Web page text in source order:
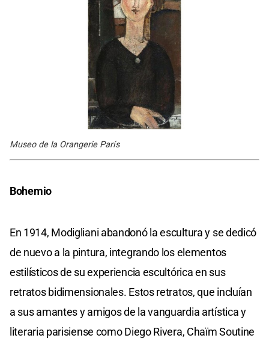
Museo de la Orangerie París
Bohemio
En 1914, Modigliani abandonó la escultura y se dedicó
de nuevo a la pintura, integrando los elementos
estilísticos de su experiencia escultórica en sus
retratos bidimensionales. Estos retratos, que incluían
a sus amantes y amigos de la vanguardia artística y
literaria parisiense como Diego Rivera, Chaïm Soutine